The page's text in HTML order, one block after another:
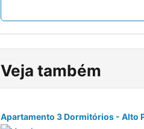
Veja também
Apartamento 3 Dormitórios - Alto